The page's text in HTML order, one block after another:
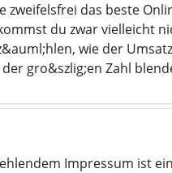
zweifelsfrei das beste
du zwar vielleicht
wie der
gro&szlig;en Zahl
Impressum ist